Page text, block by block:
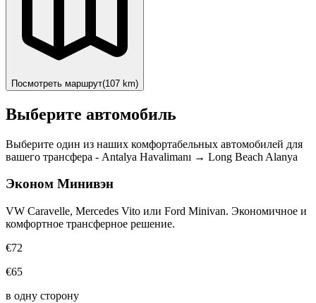
Посмотреть маршрут(107 km)
Выберите автомобиль
Выберите один из наших комфортабельных автомобилей для
вашего трансфера - Antalya Havalimanı → Long Beach Alanya
Эконом Минивэн
VW Caravelle, Mercedes Vito или Ford Minivan. Экономичное и
комфортное трансферное решение.
€72
€65
в одну сторону